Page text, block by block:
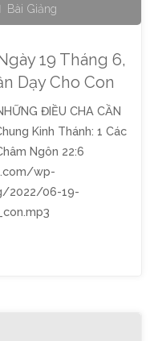
Bài Giảng
19 Tháng 6,
Dạy Cho Con
ĐIỀU CHA CẦN
Kinh Thánh: 1 Các
Ngôn 22:6
wp-
2022/06-19-